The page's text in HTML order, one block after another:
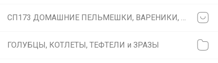
ГОЛУБЦЫ, КОТЛЕТЫ, ТЕФТЕЛИ и ЗРАЗЫ